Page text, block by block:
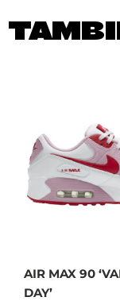
AIR MAX 90
DAY’